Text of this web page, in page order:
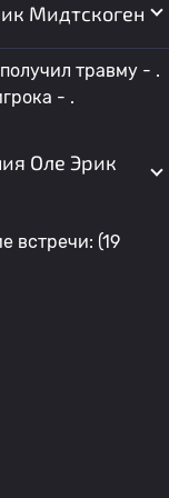
Мидтскоген
травму - .
- .
Оле Эрик
встречи: (19